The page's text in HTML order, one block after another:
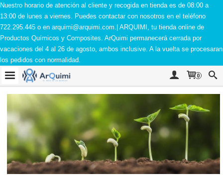
Nuestro horario de atención al cliente y recogida en tienda es de 08:00 a
13:00 de lunes a viernes. Puedes contactar con nosotros en el teléfono
722.295.445 o en arquimi@arquimi.com.| ARQUIMI, tu tienda online de
Productos Químicos y Composites. ArQuimi permanecerá cerrada por
vacaciones del 4 al 26 de agosto, ambos inclusive. A la vuelta se procesaran
los pedidos con normalidad.
0